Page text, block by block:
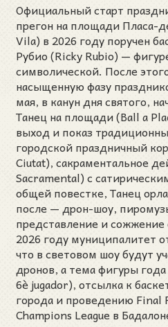
Официальный старт
прегон на площади Пласа-
Vila) в 2026 году поручен
Рубио (Ricky Rubio) —
символической. После
насыщенную фазу
мая, в канун дня святого,
Танец на площади (Ball a
выход и показ
городской праздничный
Ciutat), сакраментальное
Sacramental) с
общей повестке, Танец
после — дрон-шоу,
представление и
2026 году муниципалитет
что в световом шоу будут
дронов, а тема фигуры
6è jugador), отсылка к
города и проведению Final
Champions League в